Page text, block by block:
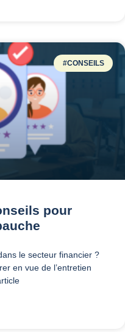
#CONSEILS
pour
le secteur financier ?
en vue de l’entretien